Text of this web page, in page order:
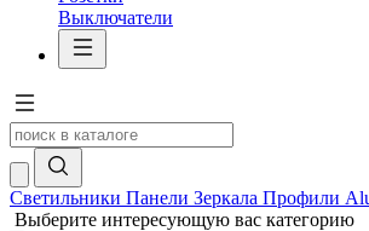
Выключатели
Светильники Панели Зеркала Профили
Выберите интересующую вас категорию